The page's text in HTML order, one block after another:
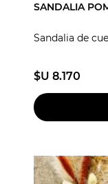
SANDALIA
Sandalia de
$U 8.170